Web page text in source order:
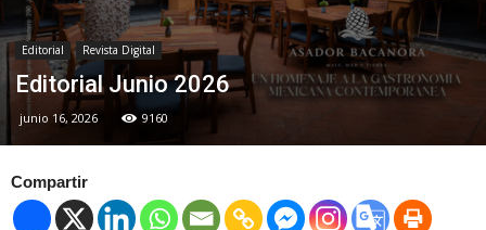
Editorial Revista Digital
Editorial Junio 2026
junio 16, 2026 9160
Compartir